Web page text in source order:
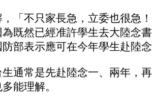
，「不只家長急，立委也很急
為既然已經准許學生去大陸念
防部表示應可在今年學生赴陸
生通常是先赴陸念一、兩年，
能理解。